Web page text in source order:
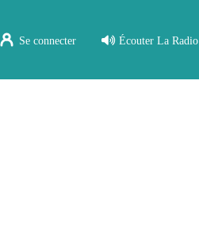
Se connecter Écouter La Radio